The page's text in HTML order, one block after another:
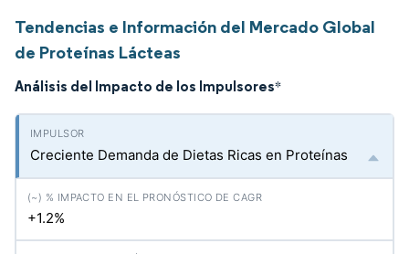
Tendencias e Información del Mercado Global
de Proteínas Lácteas
Análisis del Impacto de los Impulsores*
Creciente Demanda de Dietas Ricas en Proteínas
+1.2%